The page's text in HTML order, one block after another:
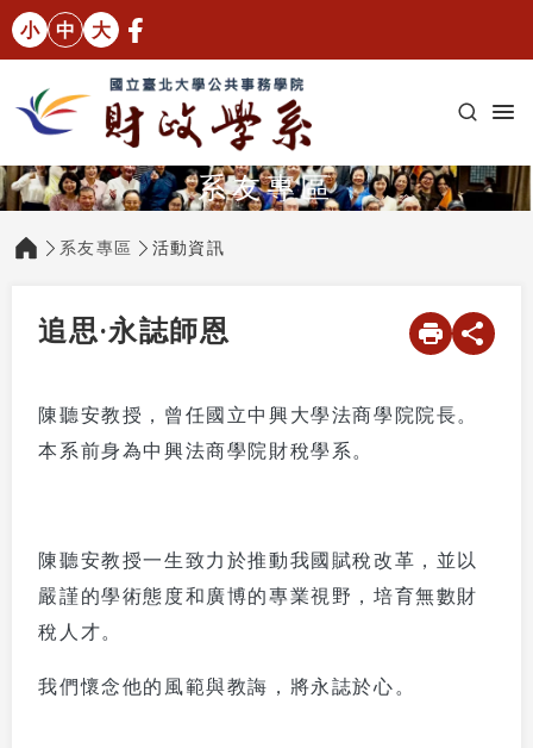
小 中 大
系友專區
系友專區 活動資訊
追思‧永誌師恩
陳聽安教授，曾任國立中興大學法商學院院長。
本系前身為中興法商學院財稅學系。
陳聽安教授一生致力於推動我國賦稅改革，並以
嚴謹的學術態度和廣博的專業視野，培育無數財
稅人才。
我們懷念他的風範與教誨，將永誌於心。